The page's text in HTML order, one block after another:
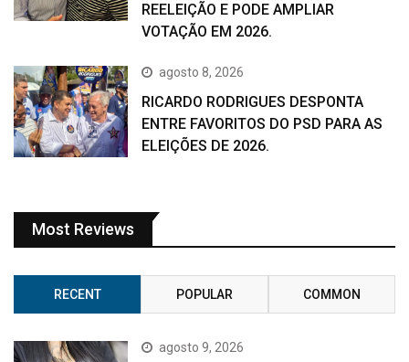
REELEIÇÃO E PODE AMPLIAR
VOTAÇÃO EM 2026.
agosto 8, 2026
RICARDO RODRIGUES DESPONTA
ENTRE FAVORITOS DO PSD PARA AS
ELEIÇÕES DE 2026.
Most Reviews
RECENT POPULAR COMMON
agosto 9, 2026